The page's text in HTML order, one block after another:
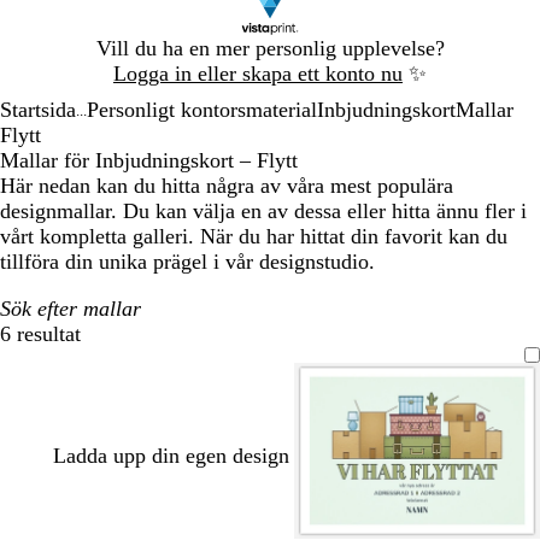
Vill du ha en mer personlig upplevelse?
Logga in eller skapa ett konto nu ✨
1
Startsida Personligt kontorsmaterialInbjudningskortMallar
Flytt
Mallar för Inbjudningskort – Flytt
Här nedan kan du hitta några av våra mest populära
designmallar. Du kan välja en av dessa eller hitta ännu fler i
vårt kompletta galleri. När du har hittat din favorit kan du
tillföra din unika prägel i vår designstudio.
Sök efter mallar
6 resultat
Filter
Ladda upp din egen design